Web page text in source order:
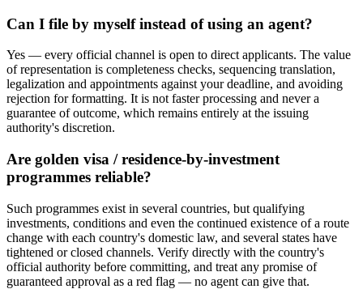
Can I file by myself instead of using an agent?
Yes — every official channel is open to direct applicants. The value
of representation is completeness checks, sequencing translation,
legalization and appointments against your deadline, and avoiding
rejection for formatting. It is not faster processing and never a
guarantee of outcome, which remains entirely at the issuing
authority's discretion.
Are golden visa / residence-by-investment
programmes reliable?
Such programmes exist in several countries, but qualifying
investments, conditions and even the continued existence of a route
change with each country's domestic law, and several states have
tightened or closed channels. Verify directly with the country's
official authority before committing, and treat any promise of
guaranteed approval as a red flag — no agent can give that.